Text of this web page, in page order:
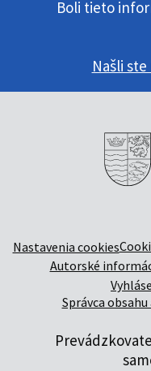
Boli tieto
Našli
Nastavenia cookies
Autorské
Správca